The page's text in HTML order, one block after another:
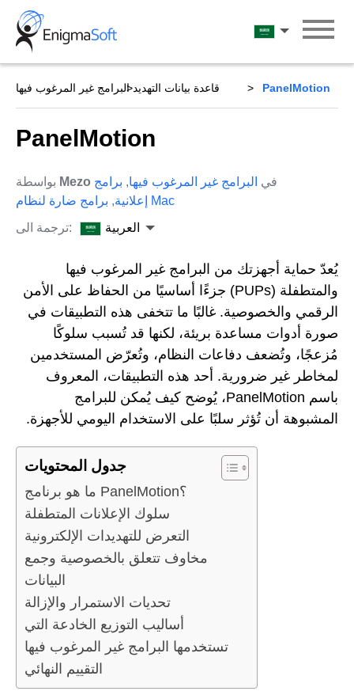
Skip
content
العربية
قاعدة بيانات التهديد البرامج غير المرغوب فيها PanelMotion
PanelMotion
Mezo في البرامج غير المرغوب فيها, برامج
إعلانية,
برامج ضارة لنظام Mac
ترجمة الى:
العربية
يُعدّ حماية أجهزتك من البرامج غير المرغوب فيها
والمتطفلة (PUPs) جزءًا أساسيًا من الحفاظ على الأمن
الرقمي والخصوصية. غالبًا ما تتخفى هذه التطبيقات في
صورة أدوات مساعدة بريئة، لكنها قد تُسبب سلوكًا
مُزعجًا، وتُضعف دفاعات النظام، وتُعرّض المستخدمين
لمخاطر غير ضرورية. أحد هذه التطبيقات، المعروف
باسم PanelMotion، يُوضح كيف يُمكن للبرامج
المشبوهة أن تُؤثر سلبًا على الاستخدام اليومي للأجهزة.
جدول المحتويات
ما هو برنامج PanelMotion؟
سلوك الإعلانات المتطفلة
التعرض للتهديدات الإلكترونية
مخاوف تتعلق بالخصوصية وجمع
البيانات
تحديات الاستمرار والإزالة
أساليب التوزيع الخادعة التي
تستخدمها البرامج غير المرغوب فيها
التقييم النهائي